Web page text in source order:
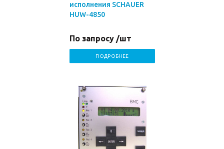
исполнения SCHAUER
HUW-4850
По запросу /шт
ПОДРОБНЕЕ